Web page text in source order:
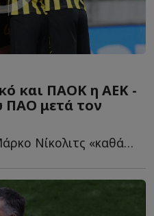
και ΠΑΟΚ η ΑΕΚ -
ΠΑΟ μετά τον
Πώς ο... χαμαιλέοντας Μάρκο Νίκολιτς «καθάρισε» τον π...